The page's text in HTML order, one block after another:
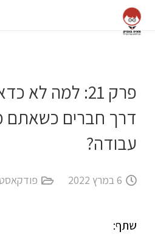
פרק 21: למה לא
דרך חברים כשאתם
עבודה?
6 במרץ 2022 פודקאסט
שתף: